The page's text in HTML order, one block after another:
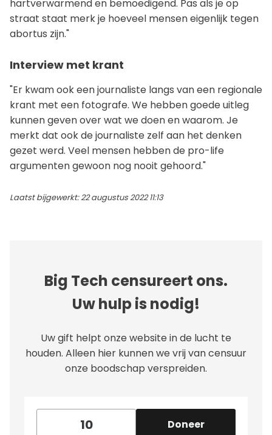
hartverwarmend en bemoedigend. Pas als je op
straat staat merk je hoeveel mensen eigenlijk tegen
abortus zijn."
Interview met krant
"Er kwam ook een journaliste langs van een regionale
krant met een fotografe. We hebben goede uitleg
kunnen geven over wat we doen en waarom. Je
merkt dat ook de journaliste zelf aan het denken
gezet werd. Veel mensen hebben de pro-life
argumenten gewoon nog nooit gehoord."
Laatst bijgewerkt: 22 augustus 2022 11:13
Big Tech censureert ons.
Uw hulp is nodig!
Uw gift helpt onze website in de lucht te
houden. Alleen hier kunnen we vrij van censuur
onze boodschap verspreiden.
Doneer